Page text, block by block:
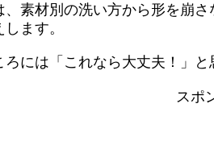
、素材別の洗い方から形を崩
ます。
には「これなら大丈夫！」と
スポ